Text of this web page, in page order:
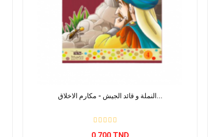
النملة و قائد الجيش - مكارم الاخلاق...